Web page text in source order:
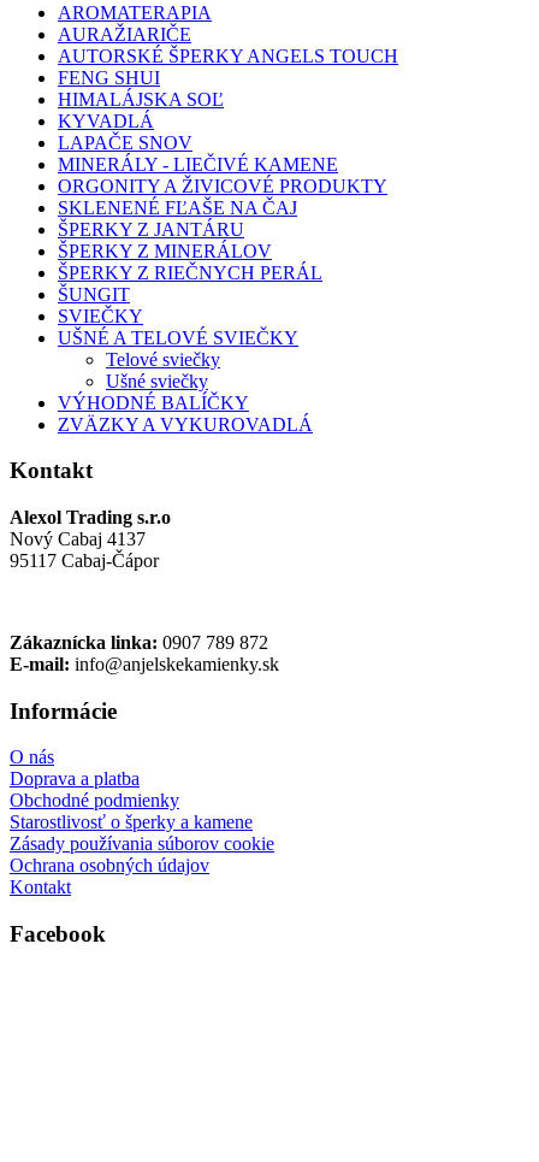
AROMATERAPIA
AURAŽIARIČE
AUTORSKÉ ŠPERKY ANGELS TOUCH
FENG SHUI
HIMALÁJSKA SOĽ
KYVADLÁ
LAPAČE SNOV
MINERÁLY - LIEČIVÉ KAMENE
ORGONITY A ŽIVICOVÉ PRODUKTY
SKLENENÉ FĽAŠE NA ČAJ
ŠPERKY Z JANTÁRU
ŠPERKY Z MINERÁLOV
ŠPERKY Z RIEČNYCH PERÁL
ŠUNGIT
SVIEČKY
UŠNÉ A TELOVÉ SVIEČKY
Telové sviečky
Ušné sviečky
VÝHODNÉ BALÍČKY
ZVÄZKY A VYKUROVADLÁ
Kontakt
Alexol Trading s.r.o
Nový Cabaj 4137
95117 Cabaj-Čápor
Zákaznícka linka: 0907 789 872
E-mail: info@anjelskekamienky.sk
Informácie
O nás
Doprava a platba
Obchodné podmienky
Starostlivosť o šperky a kamene
Zásady používania súborov cookie
Ochrana osobných údajov
Kontakt
Facebook